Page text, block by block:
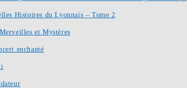
Histoires du Lyonnais – Tome 2
et Mystères
enchanté